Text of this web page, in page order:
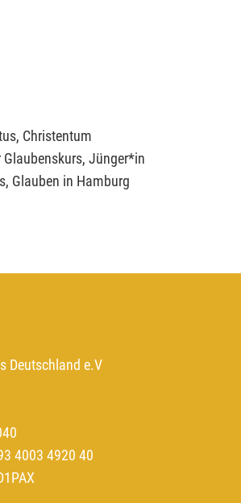
Christentum
Glaubenskurs, Jünger*in
Glauben in Hamburg
Deutschland e.V
4003 4920 40